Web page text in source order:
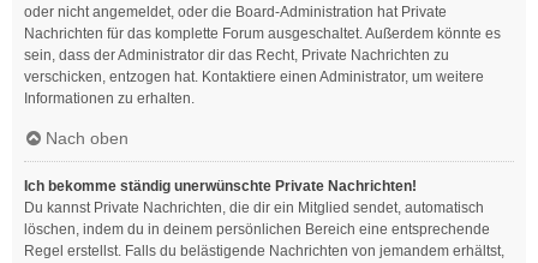
oder nicht angemeldet, oder die Board-Administration hat Private
Nachrichten für das komplette Forum ausgeschaltet. Außerdem könnte es
sein, dass der Administrator dir das Recht, Private Nachrichten zu
verschicken, entzogen hat. Kontaktiere einen Administrator, um weitere
Informationen zu erhalten.
Nach oben
Ich bekomme ständig unerwünschte Private Nachrichten!
Du kannst Private Nachrichten, die dir ein Mitglied sendet, automatisch
löschen, indem du in deinem persönlichen Bereich eine entsprechende
Regel erstellst. Falls du belästigende Nachrichten von jemandem erhältst,